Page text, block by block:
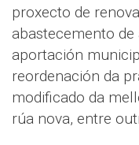
proxecto de
abastecemento de
aportación
reordenación da
modificado da
rúa nova, entre